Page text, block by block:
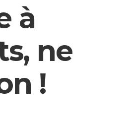
à
ne
!